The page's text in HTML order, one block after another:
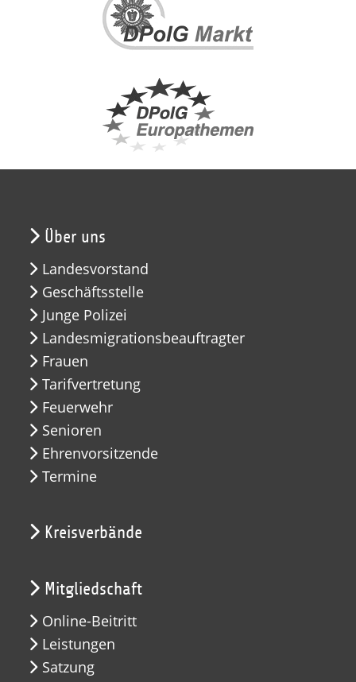
Über uns
Landesvorstand
Geschäftsstelle
Junge Polizei
Landesmigrationsbeauftragter
Frauen
Tarifvertretung
Feuerwehr
Senioren
Ehrenvorsitzende
Termine
Kreisverbände
Mitgliedschaft
Online-Beitritt
Leistungen
Satzung